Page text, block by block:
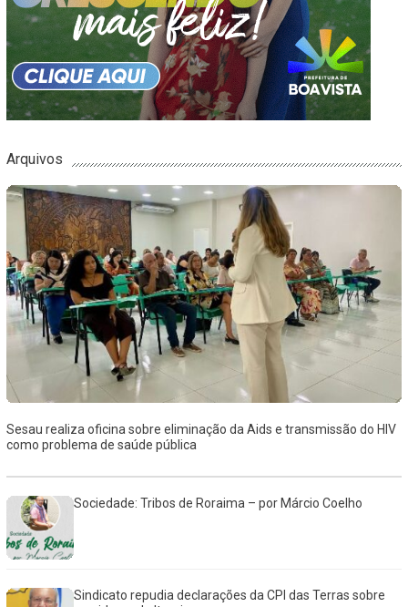
Arquivos
Sesau realiza oficina sobre eliminação da Aids e transmissão do HIV
como problema de saúde pública
Sociedade: Tribos de Roraima – por Márcio Coelho
Sindicato repudia declarações da CPI das Terras sobre